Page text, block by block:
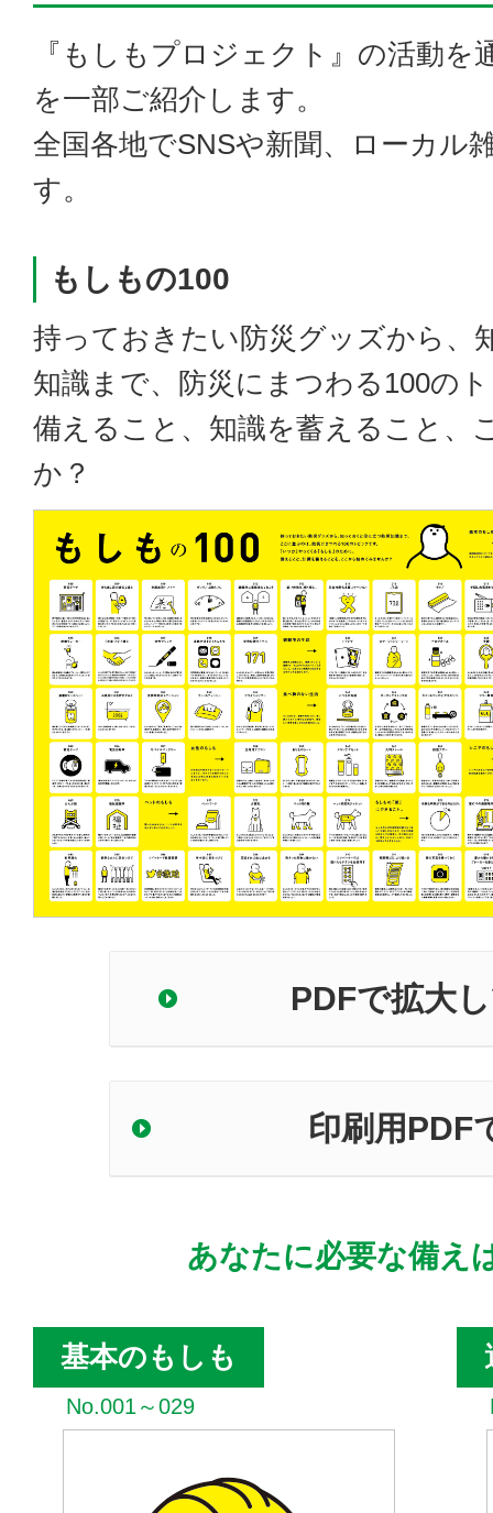
『もしもプロジェクト』の活動
を一部ご紹介します。
全国各地でSNSや新聞、ローカル
す。
もしもの100
持っておきたい防災グッズから、
知識まで、防災にまつわる100の
備えること、知識を蓄えること、
か？
PDFで拡大
印刷用PDF
あなたに必要な備え
基本のもしも
No.001～029